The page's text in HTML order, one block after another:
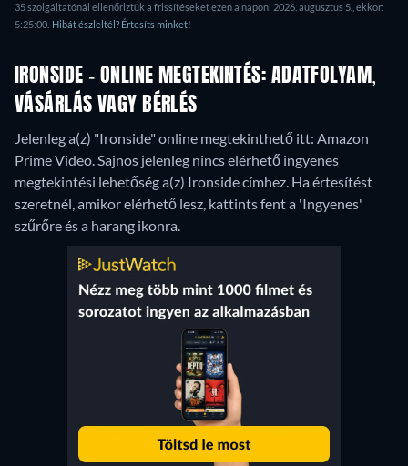
35 szolgáltatónál ellenőriztük a frissítéseket ezen a napon: 2026. augusztus 5., ekkor:
5:25:00. Hibát észleltél? Értesíts minket!
IRONSIDE - ONLINE MEGTEKINTÉS: ADATFOLYAM,
VÁSÁRLÁS VAGY BÉRLÉS
Jelenleg a(z) "Ironside" online megtekinthető itt: Amazon
Prime Video.Sajnos jelenleg nincs elérhető ingyenes
megtekintési lehetőség a(z) Ironside címhez. Ha értesítést
szeretnél, amikor elérhető lesz, kattints fent a 'Ingyenes'
szűrőre és a harang ikonra.